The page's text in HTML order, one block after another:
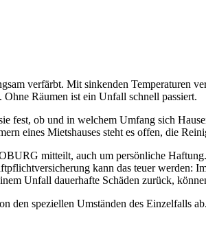
verfärbt. Mit sinkenden Temperaturen
Räumen ist ein Unfall schnell passiert.
fest, ob und in welchem Umfang sich
eines Mietshauses steht es offen, die
mitteilt, auch um persönliche
kann das teuer werden:
Unfall dauerhafte Schäden zurück,
speziellen Umständen des Einzelfalls